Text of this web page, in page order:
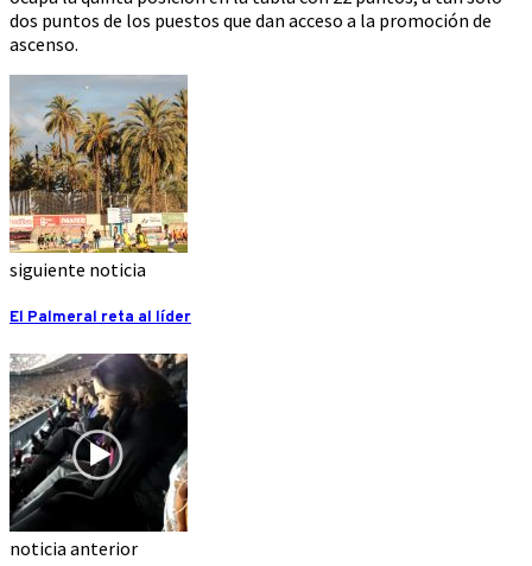
dos puntos de los puestos que dan acceso a la promoción de
ascenso.
siguiente noticia
El Palmeral reta al líder
noticia anterior